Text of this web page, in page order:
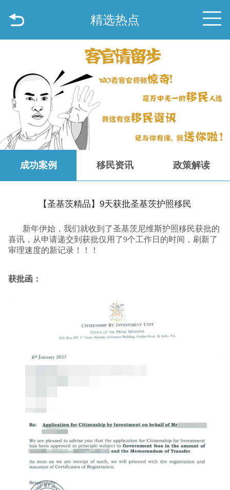
精选热点
成功案例 移民资讯 政策解读
【圣基茨精品】9天获批圣基茨护照移民
新年伊始，我们就收到了圣基茨尼维斯护照移民获批的
喜讯，从申请递交到获批仅用了9个工作日的时间，刷新了
审理速度的新记录！！！
获批函：